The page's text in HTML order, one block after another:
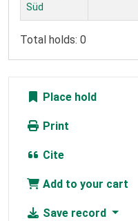
Süd
Total holds: 0
Place hold
Print
Cite
Add to your cart
Save record